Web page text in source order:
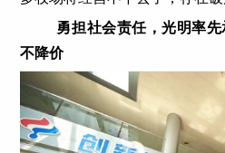
勇担社会责任，光明率先
不降价